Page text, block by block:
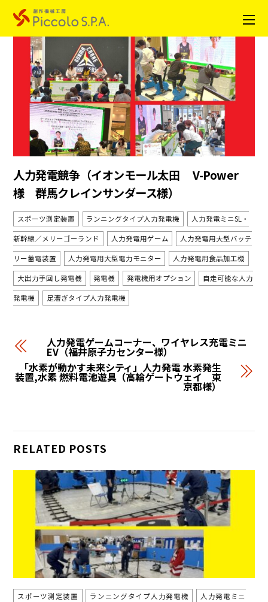
人力発電競争（イオンモール太田 V-Power
様 群馬クレインサンダース様）
スポーツ測定装置 ランニングタイプ人力発電機 人力発電ミニSL・
新幹線／メリーゴーランド 人力発電用ゲーム 人力発電用大型バッテ
リー蓄電装置 人力発電用大型電力モニター 人力発電用食品加工機
大出力手回し発電機 発電機 発電機用オプション 自走可能な人力
発電機 足漕ぎタイプ人力発電機
人力発電ゲームコーナー、ワイヤレス充電ミニ
EV（福井原子力センター様）
「水素が動かす未来シティ」人力発電 水素発生
装置,水素 燃料電池遊具（高輪ゲートウェイ 東
京都様）
RELATED POSTS
スポーツ測定装置 ランニングタイプ人力発電機 人力発電ミニ